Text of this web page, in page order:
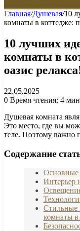
Главная/Душевая/10
комнаты в коттедже:
10 лучших
комнаты в
оазис
22.05.2025
0 Время чтения: 4
Душевая комната
Это место, где вы
теле. Поэтому важно
Содержание
Основные
Интерьер
Стильные
комнаты в